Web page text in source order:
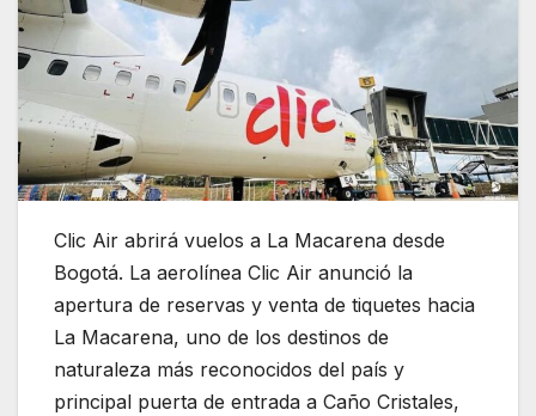
Clic Air abrirá vuelos a La Macarena desde
Bogotá. La aerolínea Clic Air anunció la
apertura de reservas y venta de tiquetes hacia
La Macarena, uno de los destinos de
naturaleza más reconocidos del país y
principal puerta de entrada a Caño Cristales,